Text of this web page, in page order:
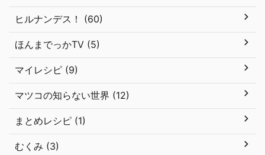
ヒルナンデス！ (60)
ほんまでっかTV (5)
マイレシピ (9)
マツコの知らない世界 (12)
まとめレシピ (1)
むくみ (3)